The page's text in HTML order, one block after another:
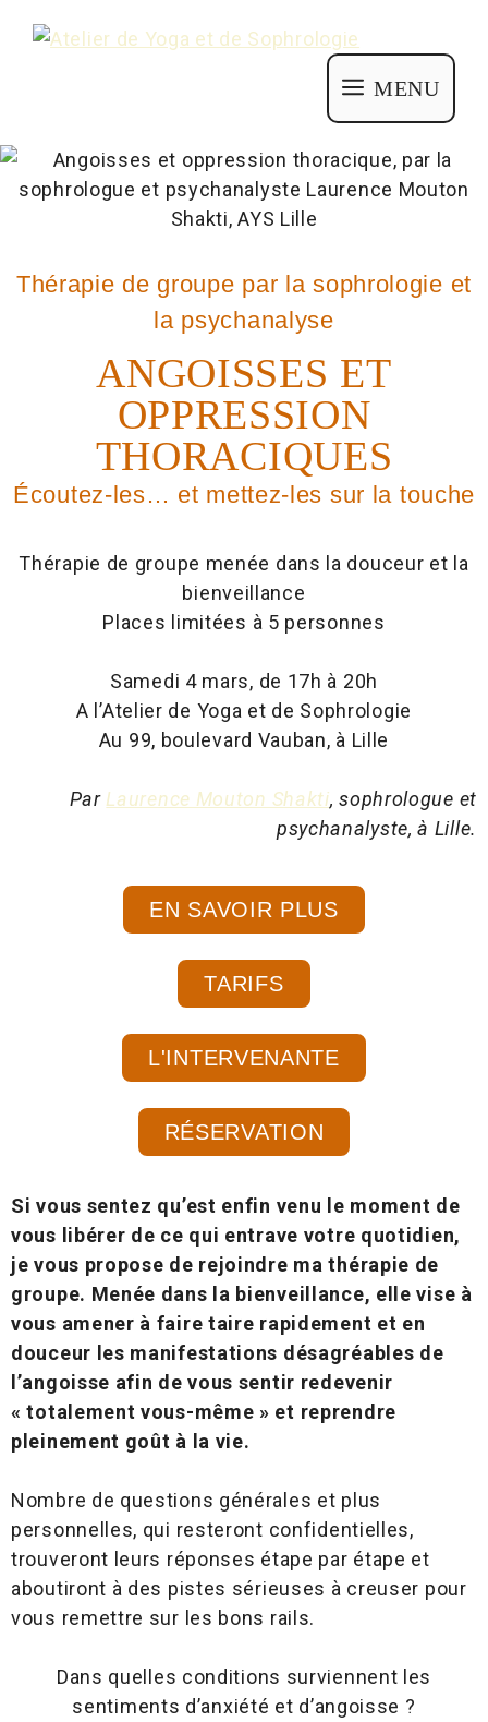
MENU
Thérapie de groupe par la sophrologie et
la psychanalyse
ANGOISSES ET
OPPRESSION
THORACIQUES
Écoutez-les… et mettez-les sur la touche
Thérapie de groupe menée dans la douceur et la
bienveillance
Places limitées à 5 personnes
Samedi 4 mars, de 17h à 20h
A l’Atelier de Yoga et de Sophrologie
Au 99, boulevard Vauban, à Lille
Par Laurence Mouton Shakti, sophrologue et
psychanalyste, à Lille.
EN SAVOIR PLUS
TARIFS
L'INTERVENANTE
RÉSERVATION
Si vous sentez qu’est enfin venu le moment de
vous libérer de ce qui entrave votre quotidien,
je vous propose de rejoindre ma thérapie de
groupe. Menée dans la bienveillance, elle vise à
vous amener à faire taire rapidement et en
douceur les manifestations désagréables de
l’angoisse afin de vous sentir redevenir
« totalement vous-même » et reprendre
pleinement goût à la vie.
Nombre de questions générales et plus
personnelles, qui resteront confidentielles,
trouveront leurs réponses étape par étape et
aboutiront à des pistes sérieuses à creuser pour
vous remettre sur les bons rails.
Dans quelles conditions surviennent les
sentiments d’anxiété et d’angoisse ?